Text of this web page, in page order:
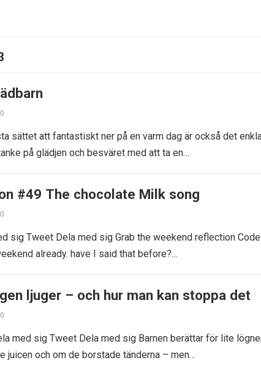
0
sättet att fantastiskt ner på en varm dag är också det
på glädjen och besväret med att ta en…
#49 The chocolate Milk song
0
sig Tweet Dela med sig Grab the weekend reflection
already. have I said that before?…
ljuger – och hur man kan stoppa det
0
med sig Tweet Dela med sig Barnen berättar för lite
juicen och om de borstade tänderna – men…